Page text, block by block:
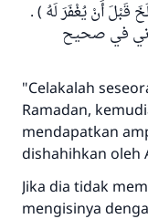
قَبْلَ أَنْ يُغْفَرَ لَهُ ) .
الألباني في صحيح
"Celakalah
Ramadan,
mendapatkan
dishahihkan oleh
Jika dia tidak
mengisinya